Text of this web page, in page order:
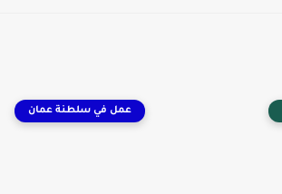
عمل في سلطنة عمان